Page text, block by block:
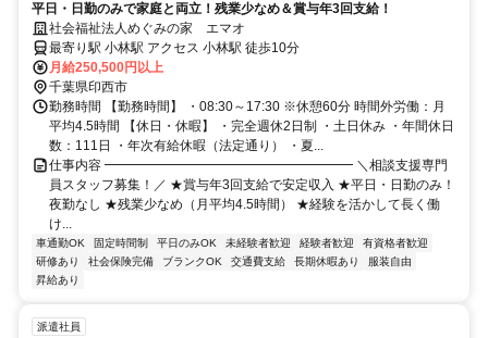
平日・日勤のみで家庭と両立！残業少なめ＆賞与年3回支給！
社会福祉法人めぐみの家 エマオ
最寄り駅 小林駅 アクセス 小林駅 徒歩10分
月給250,500円以上
千葉県印西市
勤務時間 【勤務時間】 ・08:30～17:30 ※休憩60分 時間外労働：月
平均4.5時間 【休日・休暇】 ・完全週休2日制 ・土日休み ・年間休日
数：111日 ・年次有給休暇（法定通り） ・夏...
仕事内容 ━━━━━━━━━━━━━━━━━━━ ＼相談支援専門
員スタッフ募集！／ ★賞与年3回支給で安定収入 ★平日・日勤のみ！
夜勤なし ★残業少なめ（月平均4.5時間） ★経験を活かして長く働
け...
車通勤OK 固定時間制 平日のみOK 未経験者歓迎 経験者歓迎
有資格者歓迎
研修あり
社会保険完備 ブランクOK 交通費支給 長期休暇あり
服装自由
昇給あり
派遣社員